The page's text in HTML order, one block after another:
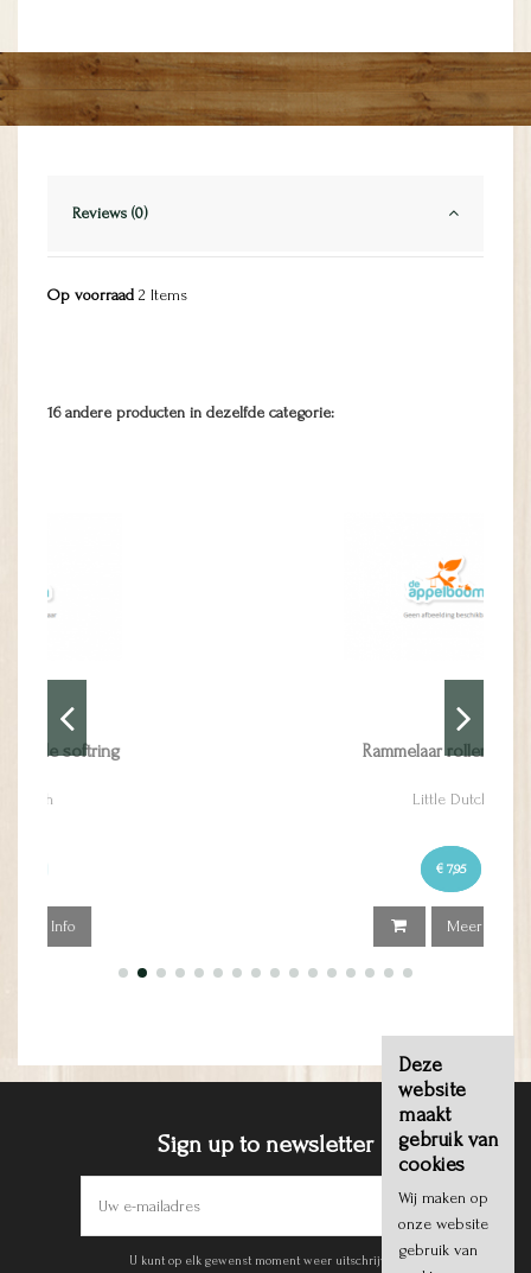
Reviews (0)
Op voorraad 2 Items
16 andere producten in dezelfde categorie:
Rammelaar roller bunny
Sign up to newsletter
U kunt op elk gewenst moment weer uitschrijven.
Deze
website
maakt
gebruik van
cookies
Wij maken op
onze website
gebruik van